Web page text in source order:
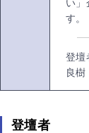
い」
す。
登壇
良樹
登壇者